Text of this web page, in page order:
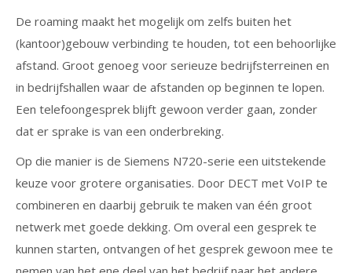
De roaming maakt het mogelijk om zelfs buiten het
(kantoor)gebouw verbinding te houden, tot een behoorlijke
afstand. Groot genoeg voor serieuze bedrijfsterreinen en
in bedrijfshallen waar de afstanden op beginnen te lopen.
Een telefoongesprek blijft gewoon verder gaan, zonder
dat er sprake is van een onderbreking.
Op die manier is de Siemens N720-serie een uitstekende
keuze voor grotere organisaties. Door DECT met VoIP te
combineren en daarbij gebruik te maken van één groot
netwerk met goede dekking. Om overal een gesprek te
kunnen starten, ontvangen of het gesprek gewoon mee te